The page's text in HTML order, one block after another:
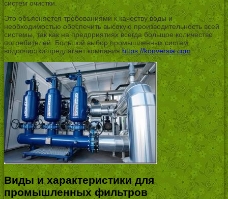
систем очистки.
Это объясняется требованиями к качеству воды и
необходимостью обеспечить высокую производительность всей
системы, так как на предприятиях всегда большое количество
потребителей. Большой выбор промышленных систем
водоочистки предлагает компанияhttps://konversia.com.
Виды и характеристики для
промышленных фильтров